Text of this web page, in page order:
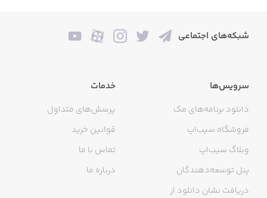
شبکه‌های اجتماعی
سرویس‌ها
دانلود برنامه‌های مک
فروشگاه سیب‌اپ
وبلاگ سیب‌اپ
پنل توسعه‌دهندگان
دریافت نشان دانلود از
خدمات
پرسش‌های متداول
قوانین خرید
تماس با ما
درباره ما